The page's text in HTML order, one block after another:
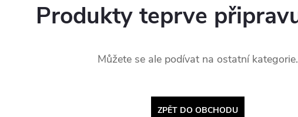
Produkty teprve
Můžete se ale podívat na ostatní kategorie.
ZPĚT DO OBCHODU